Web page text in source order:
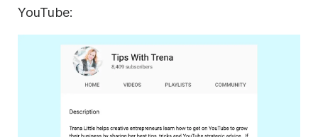
YouTube: